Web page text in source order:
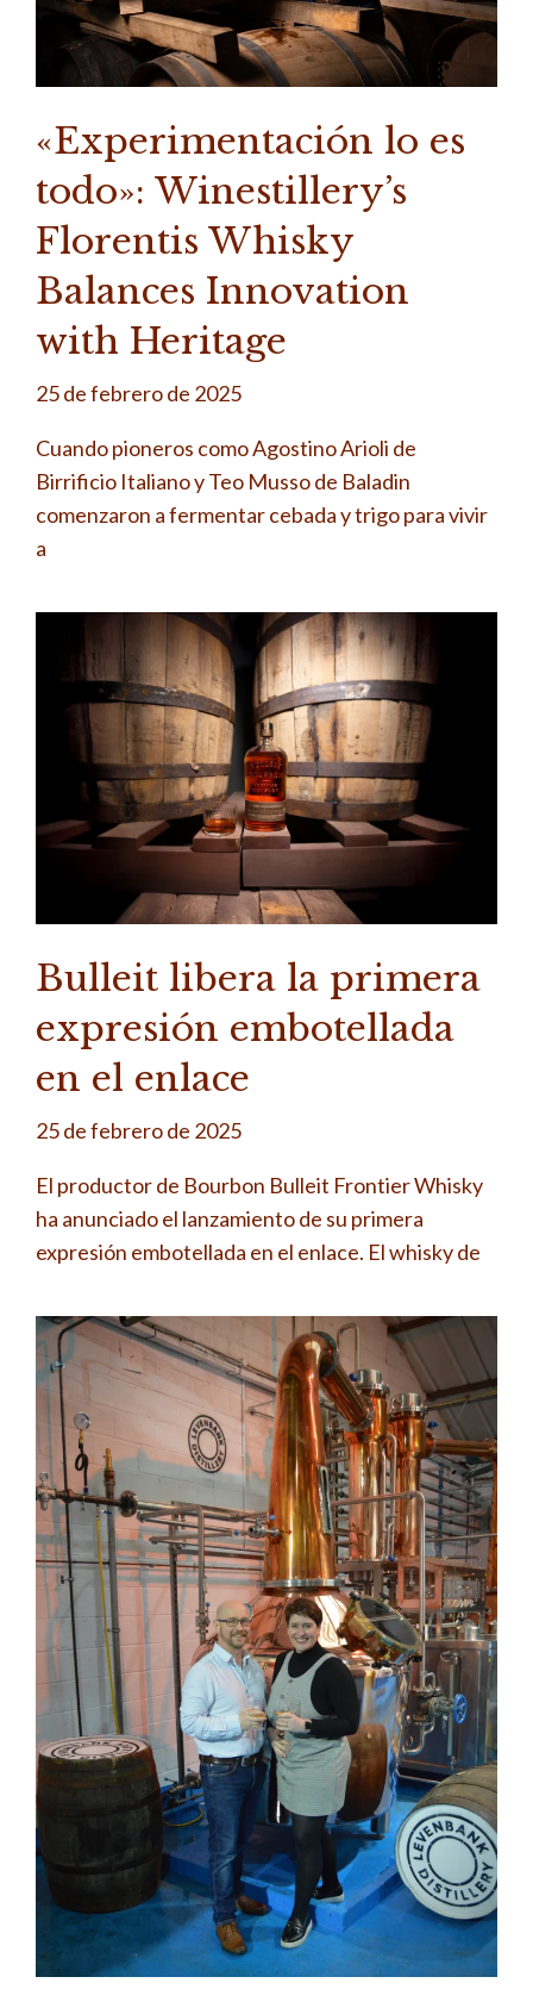
«Experimentación lo es
todo»: Winestillery’s
Florentis Whisky
Balances Innovation
with Heritage
25 de febrero de 2025
Cuando pioneros como Agostino Arioli de
Birrificio Italiano y Teo Musso de Baladin
comenzaron a fermentar cebada y trigo para vivir
a
Bulleit libera la primera
expresión embotellada
en el enlace
25 de febrero de 2025
El productor de Bourbon Bulleit Frontier Whisky
ha anunciado el lanzamiento de su primera
expresión embotellada en el enlace. El whisky de